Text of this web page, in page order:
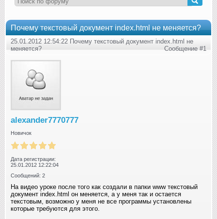
Почему текстовый документ index.html не меняется?
25.01.2012 12:54:22 Почему текстовый документ index.html не
меняется?
Сообщение #1
alexander7770777
Новичок
Дата регистрации:
25.01.2012 12:22:04
Сообщений: 2
На видео уроке после того как создали в папки www текстовый
документ index.html он меняется, а у меня так и остается
текстовым, возможно у меня не все программы установлены
которые требуются для этого.